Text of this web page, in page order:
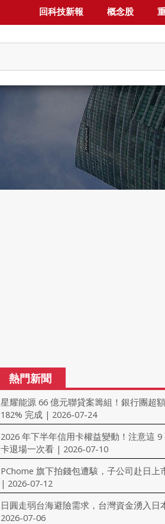
回科技新報 概念股
熱門新聞
星耀能源 66 億元聯貸案籌組！銀行團超
182% 完成 | 2026-07-24
2026 年下半年信用卡權益變動！注意這 9
卡退場一次看 | 2026-07-10
PChome 旗下拍錢包遭駭，子公司赴日上
| 2026-07-12
日圓走弱台海避險需求，台灣資金湧入日
2026-07-06